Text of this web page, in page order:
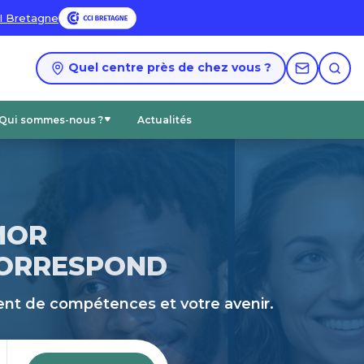
Bretagne
Quel centre près de chez vous ?
Qui sommes-nous ? Actualités
Voir tous nos domaines de formations
de compétences et votre avenir.